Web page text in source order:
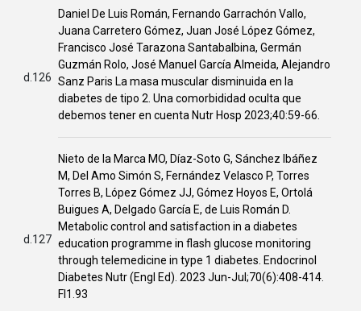
d.126
Daniel De Luis Román, Fernando Garrachón Vallo,
Juana Carretero Gómez, Juan José López Gómez,
Francisco José Tarazona Santabalbina, Germán
Guzmán Rolo, José Manuel García Almeida, Alejandro
Sanz Paris La masa muscular disminuida en la
diabetes de tipo 2. Una comorbididad oculta que
debemos tener en cuenta Nutr Hosp 2023;40:59-66.
d.127
Nieto de la Marca MO, Díaz-Soto G, Sánchez Ibáñez
M, Del Amo Simón S, Fernández Velasco P, Torres
Torres B, López Gómez JJ, Gómez Hoyos E, Ortolá
Buigues A, Delgado García E, de Luis Román D.
Metabolic control and satisfaction in a diabetes
education programme in flash glucose monitoring
through telemedicine in type 1 diabetes. Endocrinol
Diabetes Nutr (Engl Ed). 2023 Jun-Jul;70(6):408-414.
FI1.93